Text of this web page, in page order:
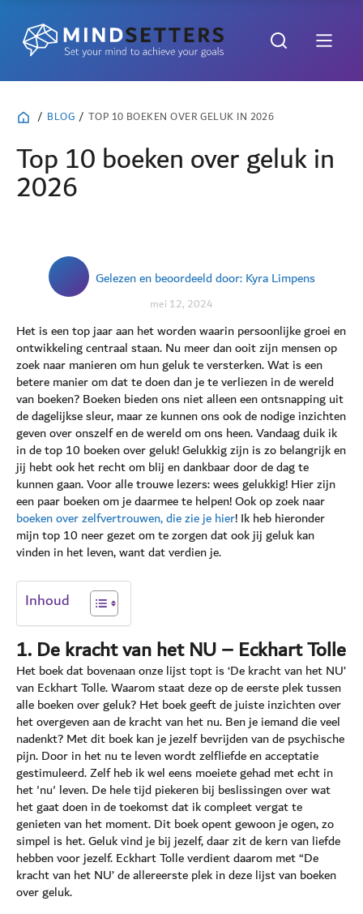
/ BLOG / TOP 10 BOEKEN OVER GELUK IN 2026
Top 10 boeken over geluk in
2026
Gelezen en beoordeeld door: Kyra Limpens
mei 12, 2024
Het is een top jaar aan het worden waarin persoonlijke groei en
ontwikkeling centraal staan. Nu meer dan ooit zijn mensen op
zoek naar manieren om hun geluk te versterken. Wat is een
betere manier om dat te doen dan je te verliezen in de wereld
van boeken? Boeken bieden ons niet alleen een ontsnapping uit
de dagelijkse sleur, maar ze kunnen ons ook de nodige inzichten
geven over onszelf en de wereld om ons heen. Vandaag duik ik
in de top 10 boeken over geluk! Gelukkig zijn is zo belangrijk en
jij hebt ook het recht om blij en dankbaar door de dag te
kunnen gaan. Voor alle trouwe lezers: wees gelukkig! Hier zijn
een paar boeken om je daarmee te helpen! Ook op zoek naar
boeken over zelfvertrouwen, die zie je hier! Ik heb hieronder
mijn top 10 neer gezet om te zorgen dat ook jij geluk kan
vinden in het leven, want dat verdien je.
Inhoud
1. De kracht van het NU – Eckhart Tolle
Het boek dat bovenaan onze lijst topt is ‘De kracht van het NU’
van Eckhart Tolle. Waarom staat deze op de eerste plek tussen
alle boeken over geluk? Het boek geeft de juiste inzichten over
het overgeven aan de kracht van het nu. Ben je iemand die veel
nadenkt? Met dit boek kan je jezelf bevrijden van de psychische
pijn. Door in het nu te leven wordt zelfliefde en acceptatie
gestimuleerd. Zelf heb ik wel eens moeiete gehad met echt in
het 'nu' leven. De hele tijd piekeren bij beslissingen over wat
het gaat doen in de toekomst dat ik compleet vergat te
genieten van het moment. Dit boek opent gewoon je ogen, zo
simpel is het. Geluk vind je bij jezelf, daar zit de kern van liefde
hebben voor jezelf. Eckhart Tolle verdient daarom met “De
kracht van het NU’ de allereerste plek in deze lijst van boeken
over geluk.